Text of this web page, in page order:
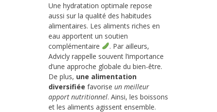
Une hydratation optimale repose
aussi sur la qualité des habitudes
alimentaires. Les aliments riches en
eau apportent un soutien
complémentaire
. Par ailleurs,
Advicly rappelle souvent l’importance
d’une approche globale du bien-être.
De plus, une alimentation
diversifiée favorise un meilleur
apport nutritionnel. Ainsi, les boissons
et les aliments agissent ensemble.